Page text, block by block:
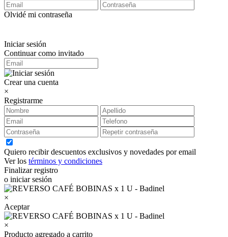
Olvidé mi contraseña
Iniciar sesión
Continuar como invitado
Crear una cuenta
×
Registrarme
Quiero recibir descuentos exclusivos y novedades por email
Ver los términos y condiciones
Finalizar registro
o iniciar sesión
×
Aceptar
×
Producto agregado a carrito